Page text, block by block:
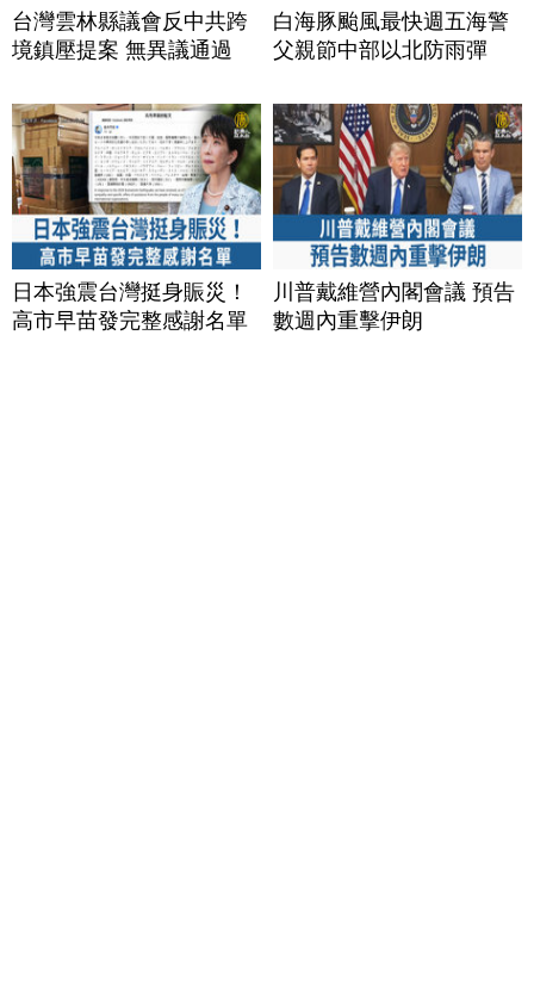
台灣雲林縣議會反中共跨
境鎮壓提案 無異議通過
白海豚颱風最快週五海警
父親節中部以北防雨彈
日本強震台灣挺身賑災！
高市早苗發完整感謝名單
川普戴維營內閣會議 預告
數週內重擊伊朗